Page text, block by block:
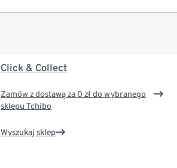
Click & Collect
Zamów z dostawą za 0 zł do wybranego
sklepu Tchibo
Wyszukaj sklep